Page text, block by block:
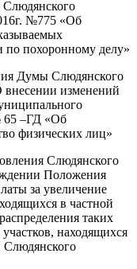
Слюдянского
№775 «Об
похоронному делу»
Думы Слюдянского
внесении изменений
65 –ГД «Об
физических лиц»
Слюдянского
Положения
за увеличение
в частной
таких
находящихся
Слюдянского